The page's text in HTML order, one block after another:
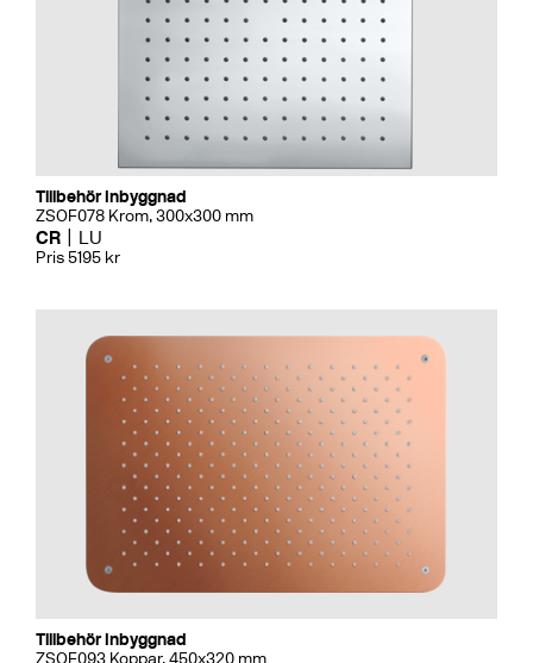
Tillbehör Inbyggnad
ZSOF078 Krom, 300x300 mm
CR LU
Pris 5195 kr
Tillbehör Inbyggnad
ZSOF093 Koppar, 450x320 mm